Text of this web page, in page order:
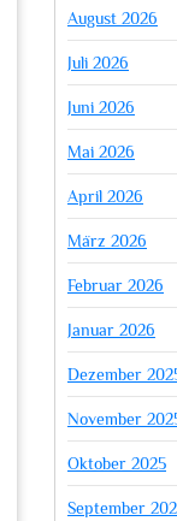
August 2026
Juli 2026
Juni 2026
Mai 2026
April 2026
März 2026
Februar 2026
Januar 2026
Dezember
November
Oktober 2025
September